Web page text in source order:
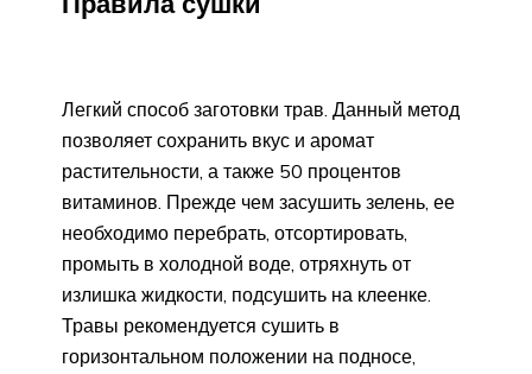
Легкий способ заготовки трав. Данный метод
позволяет сохранить вкус и аромат
растительности, а также 50 процентов
витаминов. Прежде чем засушить зелень, ее
необходимо перебрать, отсортировать,
промыть в холодной воде, отряхнуть от
излишка жидкости, подсушить на клеенке.
Травы рекомендуется сушить в
горизонтальном положении на подносе,